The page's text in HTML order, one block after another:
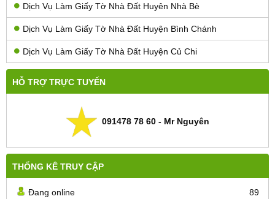
Dịch Vụ Làm Giấy Tờ Nhà Đất Huyên Nhà Bè
Dịch Vụ Làm Giấy Tờ Nhà Đất Huyện Bình Chánh
Dịch Vụ Làm Giấy Tờ Nhà Đất Huyện Củ Chi
HỖ TRỢ TRỰC TUYẾN
091478 78 60 - Mr Nguyên
THỐNG KÊ TRUY CẬP
Đang online
89